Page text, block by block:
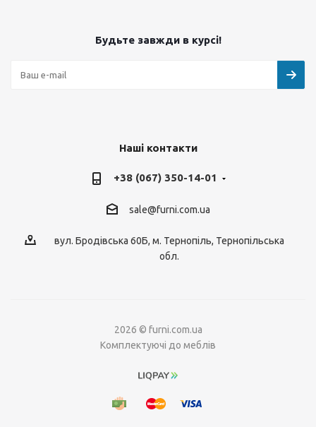
Будьте завжди в курсі!
Наші контакти
+38 (067) 350-14-01
sale@furni.com.ua
вул. Бродівська 60Б, м. Тернопіль, Тернопільська
обл.
2026 © furni.com.ua
Комплектуючі до меблів